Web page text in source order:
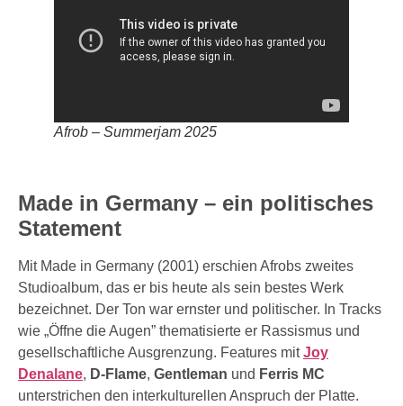
Afrob – Summerjam 2025
Made in Germany – ein politisches
Statement
Mit Made in Germany (2001) erschien Afrobs zweites
Studioalbum, das er bis heute als sein bestes Werk
bezeichnet. Der Ton war ernster und politischer. In Tracks
wie „Öffne die Augen” thematisierte er Rassismus und
gesellschaftliche Ausgrenzung. Features mitJoy
Denalane, D-Flame, Gentleman und Ferris MC
unterstrichen den interkulturellen Anspruch der Platte.